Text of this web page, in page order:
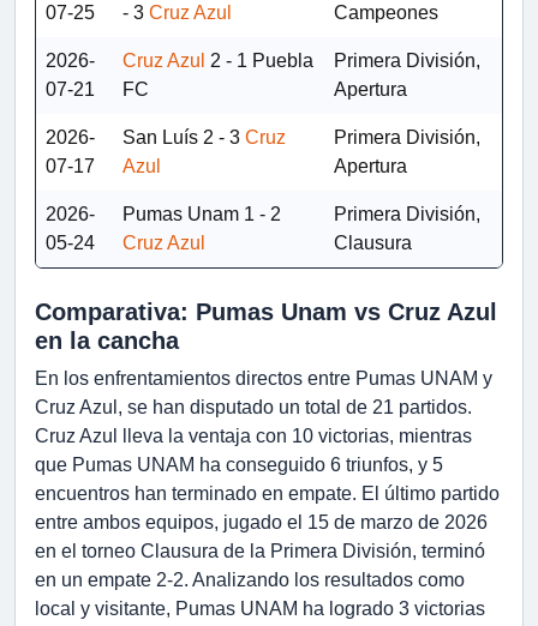
07-25
- 3 Cruz Azul
Campeones
2026-
07-21
Cruz Azul 2 - 1 Puebla
FC
Primera División,
Apertura
2026-
07-17
San Luís 2 - 3 Cruz
Azul
Primera División,
Apertura
2026-
05-24
Pumas Unam 1 - 2
Cruz Azul
Primera División,
Clausura
Comparativa: Pumas Unam vs Cruz Azul
en la cancha
En los enfrentamientos directos entre Pumas UNAM y
Cruz Azul, se han disputado un total de 21 partidos.
Cruz Azul lleva la ventaja con 10 victorias, mientras
que Pumas UNAM ha conseguido 6 triunfos, y 5
encuentros han terminado en empate. El último partido
entre ambos equipos, jugado el 15 de marzo de 2026
en el torneo Clausura de la Primera División, terminó
en un empate 2-2. Analizando los resultados como
local y visitante, Pumas UNAM ha logrado 3 victorias